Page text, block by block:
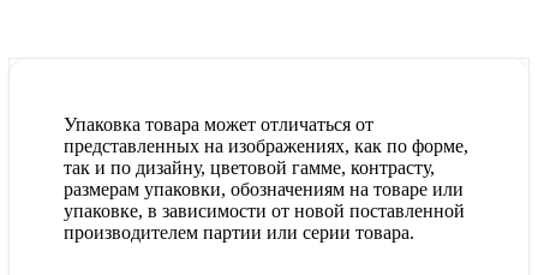
Упаковка товара может отличаться от
представленных на изображениях, как по форме,
так и по дизайну, цветовой гамме, контрасту,
размерам упаковки, обозначениям на товаре или
упаковке, в зависимости от новой поставленной
производителем партии или серии товара.